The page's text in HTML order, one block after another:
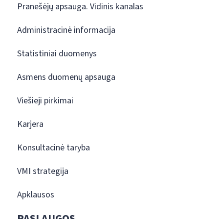
Pranešėjų apsauga. Vidinis kanalas
Administracinė informacija
Statistiniai duomenys
Asmens duomenų apsauga
Viešieji pirkimai
Karjera
Konsultacinė taryba
VMI strategija
Apklausos